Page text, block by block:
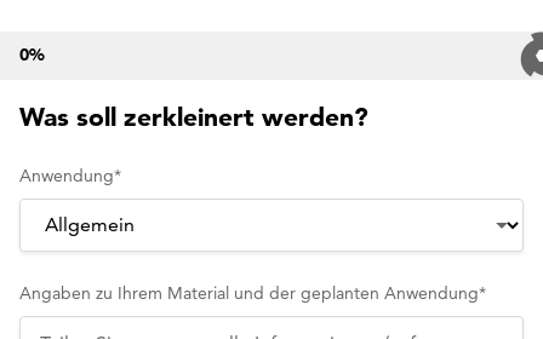
0%
Was soll zerkleinert werden?
Anwendung*
Angaben zu Ihrem Material und der geplanten Anwendung*